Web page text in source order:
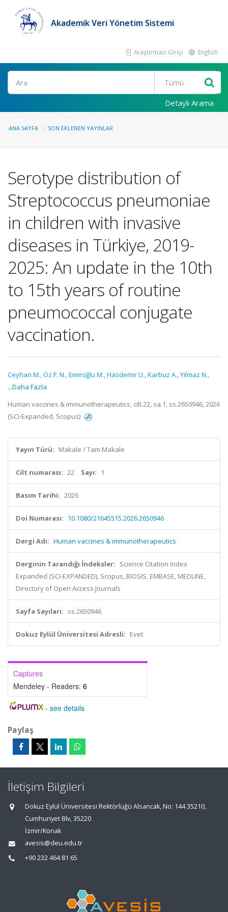
Akademik Veri Yönetim Sistemi
Araştırmacı Girişi English
Ara
Detaylı Arama
ANA SAYFA SON EKLENEN YAYINLAR
Serotype distribution of
Streptococcus pneumoniae
in children with invasive
diseases in Türkiye, 2019-
2025: An update in the 10th
to 15th years of routine
pneumococcal conjugate
vaccination.
Ceyhan M.,Öz F. N.,Emiroğlu M.,Hasdemir U.,Karbuz A.,Yılmaz N.,
...Daha Fazla
Human vaccines & immunotherapeutics, cilt.22, sa.1, ss.2650946, 2026
(SCI-Expanded, Scopus)
Yayın Türü: Makale / Tam Makale
Cilt numarası: 22 Sayı: 1
Basım Tarihi: 2026
Doi Numarası: 10.1080/21645515.2026.2650946
Dergi Adı: Human vaccines & immunotherapeutics
Derginin Tarandığı İndeksler: Science Citation Index
Expanded (SCI-EXPANDED), Scopus, BIOSIS, EMBASE, MEDLINE,
Directory of Open Access Journals
Sayfa Sayıları: ss.2650946
Dokuz Eylül Üniversitesi Adresli: Evet
Captures
Mendeley - Readers: 6
- see details
Paylaş
İletişim Bilgileri
Dokuz Eylül Üniversitesi Rektörlüğü Alsancak, No: 144 35210,
Cumhuriyet Blv, 35220
İzmir/Konak
avesis@deu.edu.tr
+90 232 464 81 65